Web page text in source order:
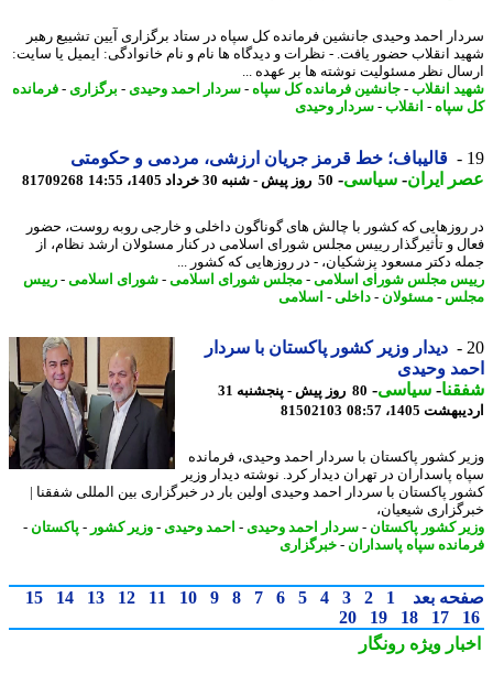
احمد وحیدی جانشین فرمانده کل سپاه در ستاد برگزاری آیین تشییع رهبر
انقلاب حضور یافت. - نظرات و دیدگاه ها نام و نام خانوادگی: ایمیل یا سایت:
نظر مسئولیت نوشته ها بر عهده ...
انقلاب-جانشین فرمانده کل سپاه-سردار احمد وحیدی-برگزاری - فرمانده
-انقلاب-سردار وحیدی
قالیباف؛ خط قرمز جریان ارزشی، مردمی و حکومتی
ایران- سیاسی-50 روز پیش - شنبه 30 خرداد 1405، 14:55 81709268
که کشور با چالش های گوناگون داخلی و خارجی روبه روست، حضور
و تأثیرگذار رییس مجلس شورای اسلامی در کنار مسئولان ارشد نظام، از
دکتر مسعود پزشکیان، - در روزهایی که کشور ...
مجلس شورای اسلامی-مجلس شورای اسلامی-شورای اسلامی-رییس
-مسئولان-داخلی -اسلامی
دیدار وزیر کشور پاکستان با سردار
وحیدی
-سیاسی-
80 روز پیش - پنجشنبه 31
1405، 08:57
81502103
کشور پاکستان با سردار احمد وحیدی، فرمانده
پاسداران در تهران دیدار کرد. نوشته دیدار وزیر
پاکستان با سردار احمد وحیدی اولین بار در خبرگزاری بین المللی شفقنا |
شیعیان،
کشور پاکستان-سردار احمد وحیدی-احمد وحیدی-وزیر کشور-پاکستان-
سپاه پاسداران - خبرگزاری
بعد 1
2
3
4
5
6
7
8
9
10
11
12
13
14
15
17
18
19
20
ویژهرونگار